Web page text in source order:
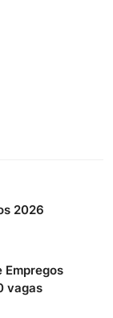
2026
Empregos
vagas